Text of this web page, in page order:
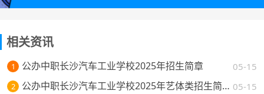
相关资讯
1 05-15
公办中职长沙汽车工业学校2025年招生简章
2 05-15
公办中职长沙汽车工业学校2025年艺体类招生简章